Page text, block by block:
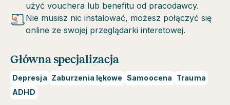
użyć vouchera lub benefitu od pracodawcy.
Nie musisz nic instalować, możesz połączyć się
online ze swojej przeglądarki interetowej.
Główna specjalizacja
Depresja Zaburzenia lękowe Samoocena
Trauma
ADHD